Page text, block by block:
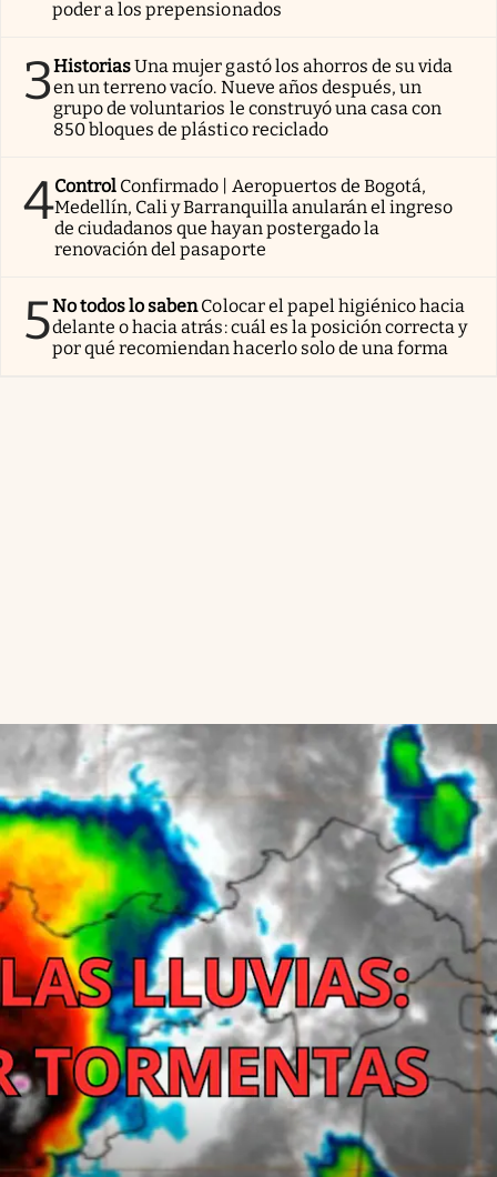
poder a los prepensionados
3HistoriasUna mujer gastó los ahorros de su vida
en un terreno vacío. Nueve años después, un
grupo de voluntarios le construyó una casa con
850 bloques de plástico reciclado
4Control Confirmado | Aeropuertos de Bogotá,
Medellín, Cali y Barranquilla anularán el ingreso
de ciudadanos que hayan postergado la
renovación del pasaporte
5No todos lo sabenColocar el papel higiénico hacia
delante o hacia atrás: cuál es la posición correcta y
por qué recomiendan hacerlo solo de una forma